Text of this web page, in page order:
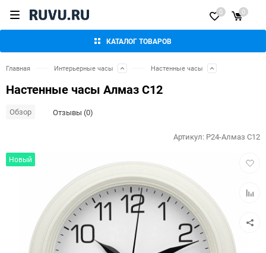
КАТАЛОГ ТОВАРОВ
0 0
Главная Интерьерные часы Настенные часы
Настенные часы Алмаз С12
Обзор Отзывы (0)
Новый
Артикул: P24-Алмаз С12